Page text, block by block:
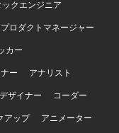
クエンジニア
プロダクトマネージャー
カー
ー
アナリスト
ザイナー
コーダー
アップ
アニメーター